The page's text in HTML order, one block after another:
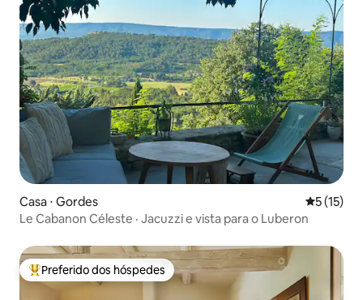
Casa ⋅ Gordes 5 de uma
5 (15)
Le Cabanon Céleste · Jacuzzi e vista para o Luberon
Entre os melhores preferidos dos hóspedes
Preferido dos hóspedes